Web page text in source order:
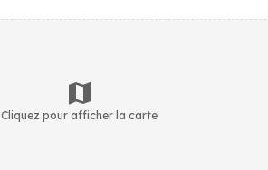
Cliquez pour afficher la carte